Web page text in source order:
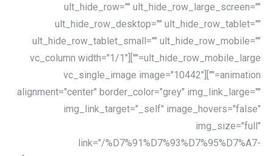
ult_hide_row="" ult_hide_row_large_screen=""
ult_hide_row_desktop="" ult_hide_row_tablet=""
ult_hide_row_tablet_small="" ult_hide_row_mobile=""
ult_hide_row_mobile_large=""][vc_column width="1/1"
animation=""][vc_single_image image="10442"
alignment="center" border_color="grey" img_link_large=""
img_link_target="_self" image_hovers="false"
img_size="full"
link="/%D7%91%D7%93%D7%95%D7%A7-